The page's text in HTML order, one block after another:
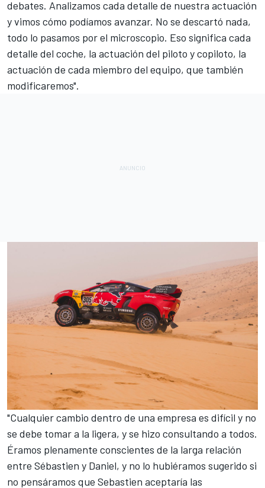
debates. Analizamos cada detalle de nuestra actuación
y vimos cómo podíamos avanzar. No se descartó nada,
todo lo pasamos por el microscopio. Eso significa cada
detalle del coche, la actuación del piloto y copiloto, la
actuación de cada miembro del equipo, que también
modificaremos".
"Cualquier cambio dentro de una empresa es difícil y no
se debe tomar a la ligera, y se hizo consultando a todos.
Éramos plenamente conscientes de la larga relación
entre Sébastien y Daniel, y no lo hubiéramos sugerido si
no pensáramos que Sebastien aceptaría las